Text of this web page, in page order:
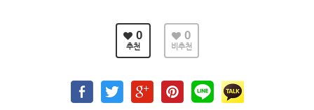
0
추천
0
비추천